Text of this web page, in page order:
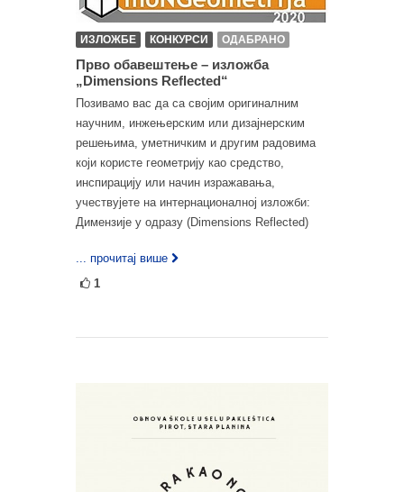
ИЗЛОЖБЕ КОНКУРСИ ОДАБРАНО
Прво обавештење – изложба
„Dimensions Reflected“
Позивамо вас да са својим оригиналним
научним, инжењерским или дизајнерским
решењима, уметничким и другим радовима
који користе геометрију као средство,
инспирацију или начин изражавања,
учествујете на интернационалној изложби:
Димензије у одразу (Dimensions Reflected)
... прочитај више
1